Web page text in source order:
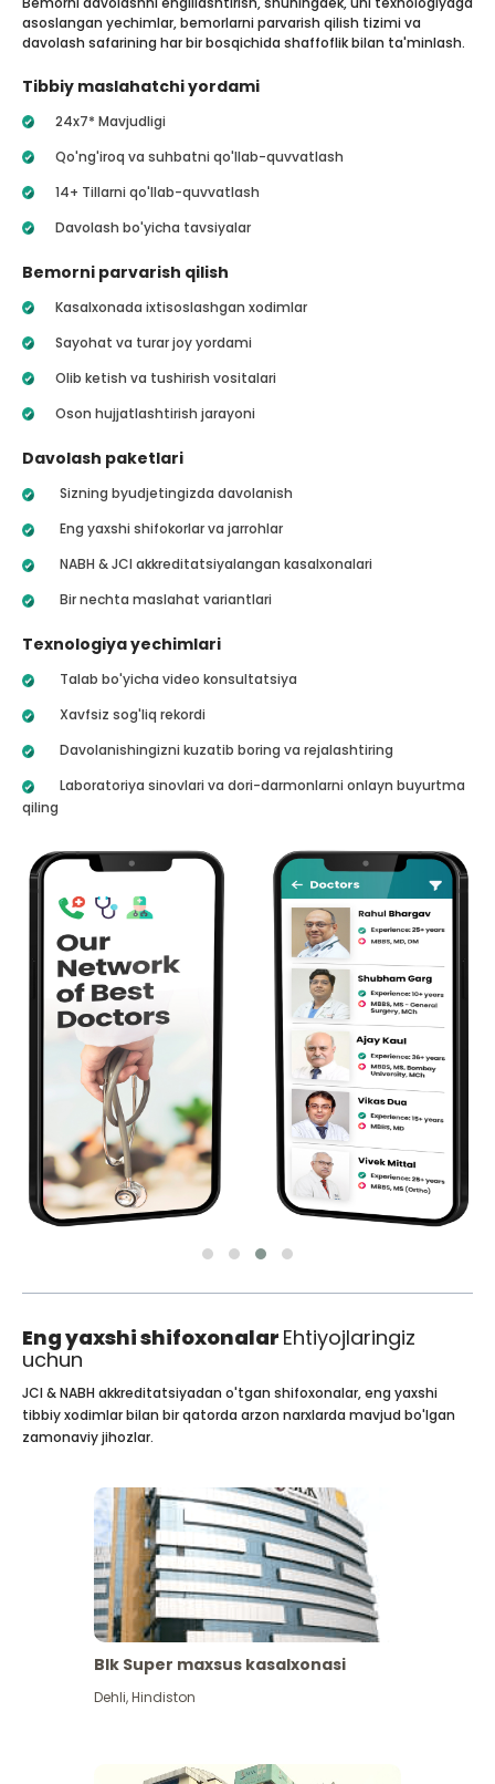
asoslangan yechimlar, bemorlarni parvarish qilish tizimi va
davolash safarining har bir bosqichida shaffoflik bilan ta'minlash.
Tibbiy maslahatchi yordami
24x7* Mavjudligi
Qo'ng'iroq va suhbatni qo'llab-quvvatlash
14+ Tillarni qo'llab-quvvatlash
Davolash bo'yicha tavsiyalar
Bemorni parvarish qilish
Kasalxonada ixtisoslashgan xodimlar
Sayohat va turar joy yordami
Olib ketish va tushirish vositalari
Oson hujjatlashtirish jarayoni
Davolash paketlari
Sizning byudjetingizda davolanish
Eng yaxshi shifokorlar va jarrohlar
NABH & JCI akkreditatsiyalangan kasalxonalari
Bir nechta maslahat variantlari
Texnologiya yechimlari
Talab bo'yicha video konsultatsiya
Xavfsiz sog'liq rekordi
Davolanishingizni kuzatib boring va rejalashtiring
Laboratoriya sinovlari va dori-darmonlarni onlayn buyurtma
qiling
Eng yaxshi shifoxonalar Ehtiyojlaringiz
uchun
JCI & NABH akkreditatsiyadan o'tgan shifoxonalar, eng yaxshi
tibbiy xodimlar bilan bir qatorda arzon narxlarda mavjud bo'lgan
zamonaviy jihozlar.
Blk Super maxsus kasalxonasi
Dehli,Hindiston